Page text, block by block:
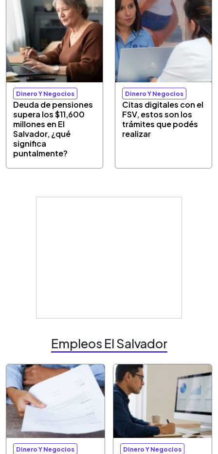
Dinero Y Negocios
Deuda de pensiones
supera los $11,600
millones en El
Salvador, ¿qué
significa
puntalmente?
Dinero Y Negocios
Citas digitales con el
FSV, estos son los
trámites que podés
realizar
Empleos El Salvador
Dinero Y Negocios Dinero Y Negocios